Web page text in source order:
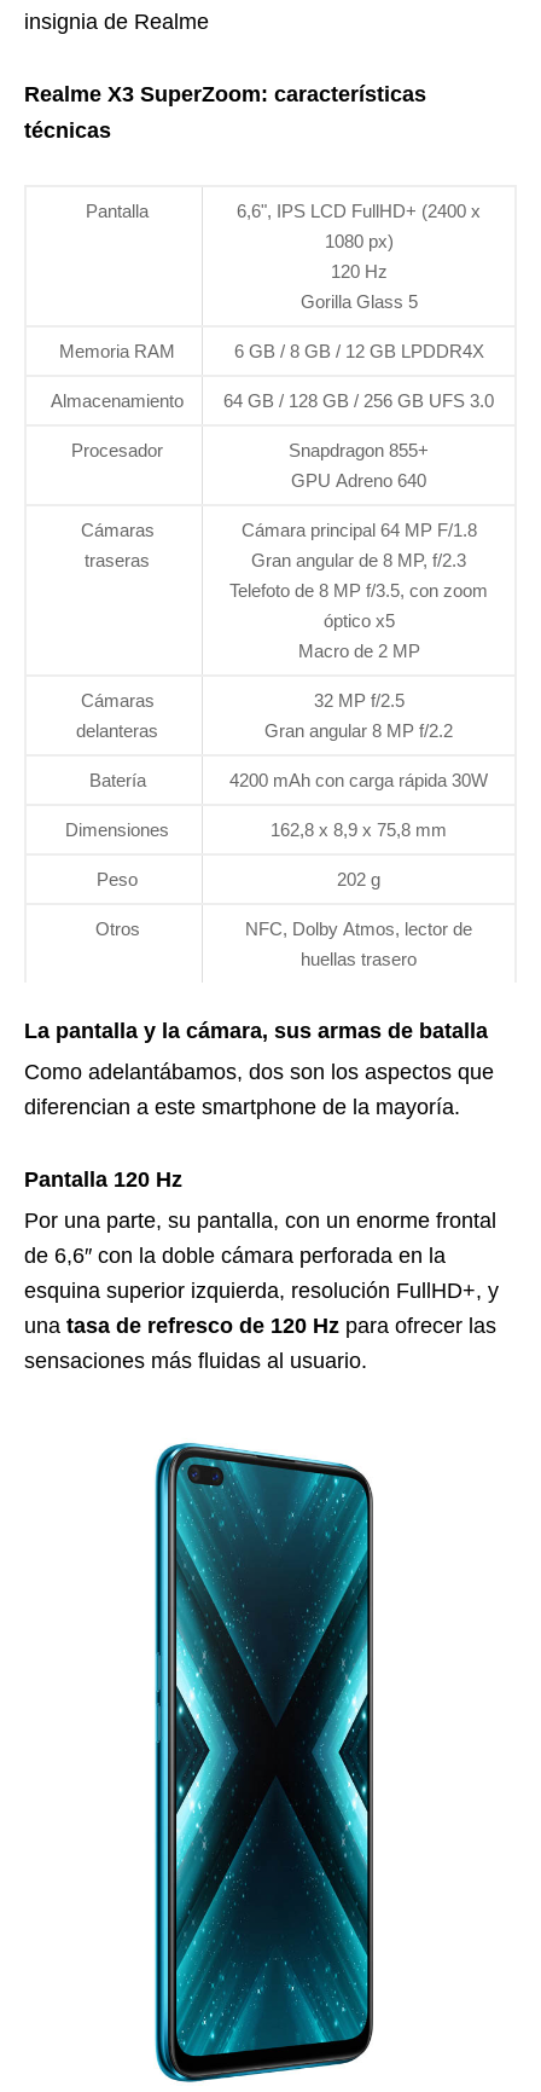
insignia de Realme
Realme X3 SuperZoom: características
técnicas
Pantalla
6,6", IPS LCD FullHD+ (2400 x
1080 px)
120 Hz
Gorilla Glass 5
Memoria RAM 6 GB / 8 GB / 12 GB LPDDR4X
Almacenamiento 64 GB / 128 GB / 256 GB UFS 3.0
Procesador
Snapdragon 855+
GPU Adreno 640
Cámaras
traseras
Cámara principal 64 MP F/1.8
Gran angular de 8 MP, f/2.3
Telefoto de 8 MP f/3.5, con zoom
óptico x5
Macro de 2 MP
Cámaras
delanteras
32 MP f/2.5
Gran angular 8 MP f/2.2
Batería 4200 mAh con carga rápida 30W
Dimensiones 162,8 x 8,9 x 75,8 mm
Peso 202 g
Otros
NFC, Dolby Atmos, lector de
huellas trasero
La pantalla y la cámara, sus armas de batalla
Como adelantábamos, dos son los aspectos que
diferencian a este smartphone de la mayoría.
Pantalla 120 Hz
Por una parte, su pantalla, con un enorme frontal
de 6,6″ con la doble cámara perforada en la
esquina superior izquierda, resolución FullHD+, y
una tasa de refresco de 120 Hz para ofrecer las
sensaciones más fluidas al usuario.